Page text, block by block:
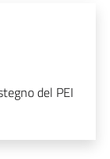
del PEI